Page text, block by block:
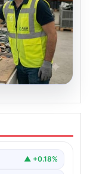
hem
▲ +0.18%